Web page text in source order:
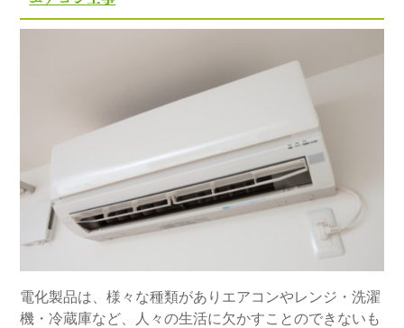
電化製品は、様々な種類がありエアコンやレンジ・洗濯
機・冷蔵庫など、人々の生活に欠かすことのできないも